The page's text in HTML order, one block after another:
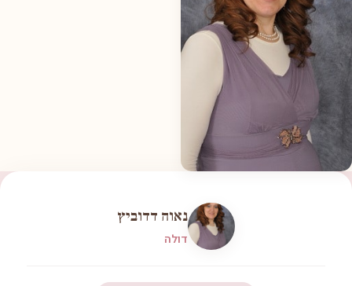
נאוה דדוביץ
דולה